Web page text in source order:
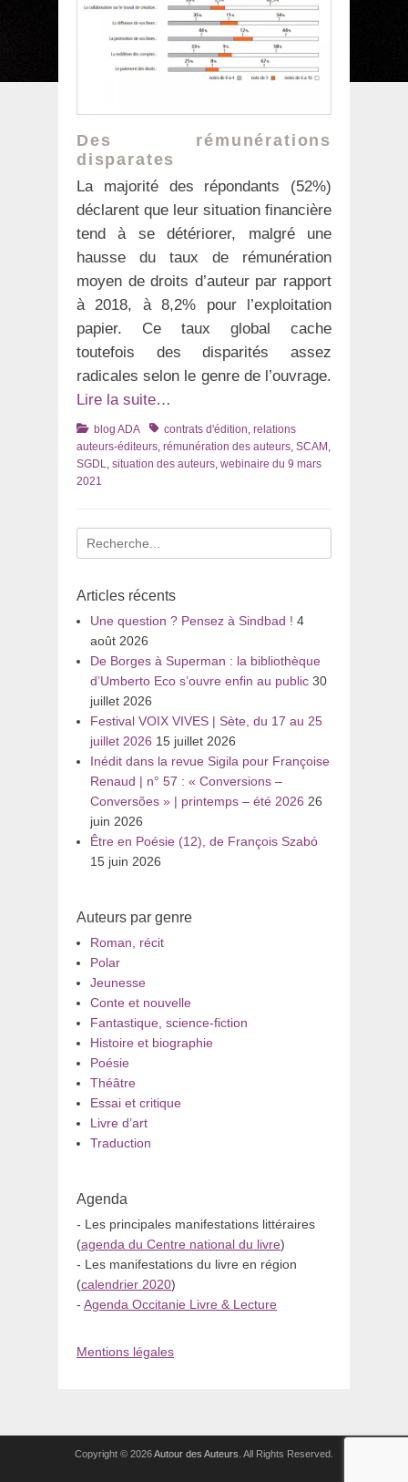
Des rémunérations
disparates
La majorité des répondants (52%)
déclarent que leur situation financière
tend à se détériorer, malgré une
hausse du taux de rémunération
moyen de droits d’auteur par rapport
à 2018, à 8,2% pour l’exploitation
papier. Ce taux global cache
toutefois des disparités assez
radicales selon le genre de l’ouvrage.
Lire la suite…
Catégories
blog ADA Tagscontrats d'édition relations
auteurs-éditeurs rémunération des auteurs SCAM
SGDL
situation des auteurs webinaire du 9 mars
2021
Recherche
pour
Articles récents
Une question ? Pensez à Sindbad ! 4
août 2026
De Borges à Superman : la bibliothèque
d’Umberto Eco s’ouvre enfin au public 30
juillet 2026
Festival VOIX VIVES | Sète, du 17 au 25
juillet 2026 15 juillet 2026
Inédit dans la revue Sigila pour Françoise
Renaud | n° 57 : « Conversions –
Conversões » | printemps – été 2026 26
juin 2026
Être en Poésie (12), de François Szabó
15 juin 2026
Auteurs par genre
Roman, récit
Polar
Jeunesse
Conte et nouvelle
Fantastique, science-fiction
Histoire et biographie
Poésie
Théâtre
Essai et critique
Livre d’art
Traduction
Agenda
- Les principales manifestations littéraires
(agenda du Centre national du livre)
- Les manifestations du livre en région
(calendrier 2020)
- Agenda Occitanie Livre & Lecture
Mentions légales
Copyright © 2026Autour des Auteurs . All Rights Reserved.